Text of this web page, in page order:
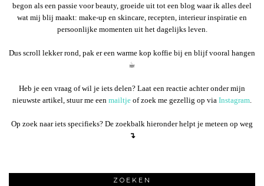
begon als een passie voor beauty, groeide uit tot een blog waar ik alles deel
wat mij blij maakt: make-up en skincare, recepten, interieur inspiratie en
persoonlijke momenten uit het dagelijks leven.
Dus scroll lekker rond, pak er een warme kop koffie bij en blijf vooral hangen
☕︎
Heb je een vraag of wil je iets delen? Laat een reactie achter onder mijn
nieuwste artikel, stuur me een mailtje of zoek me gezellig op via Instagram
Op zoek naar iets specifieks? De zoekbalk hieronder helpt je meteen op weg
↴
ZOEKEN